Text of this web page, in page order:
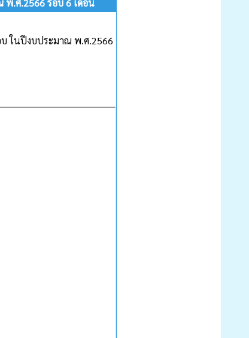
พ.ศ.2566 รอบ 6 เดือน
บ ในปีงบประมาณ พ.ศ.2566